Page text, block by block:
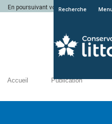
En poursuivant votre navigation sur
Recherche
Accueil Publication